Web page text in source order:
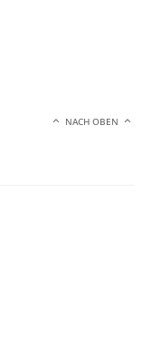
NACH OBEN